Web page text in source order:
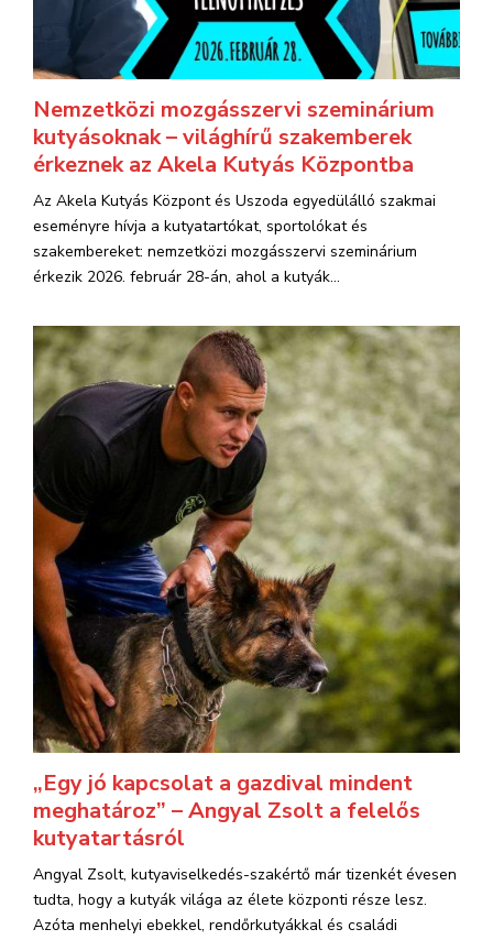
Nemzetközi mozgásszervi szeminárium
kutyásoknak – világhírű szakemberek
érkeznek az Akela Kutyás Központba
Az Akela Kutyás Központ és Uszoda egyedülálló szakmai
eseményre hívja a kutyatartókat, sportolókat és
szakembereket: nemzetközi mozgásszervi szeminárium
érkezik 2026. február 28-án, ahol a kutyák...
„Egy jó kapcsolat a gazdival mindent
meghatároz” – Angyal Zsolt a felelős
kutyatartásról
Angyal Zsolt, kutyaviselkedés-szakértő már tizenkét évesen
tudta, hogy a kutyák világa az élete központi része lesz.
Azóta menhelyi ebekkel, rendőrkutyákkal és családi